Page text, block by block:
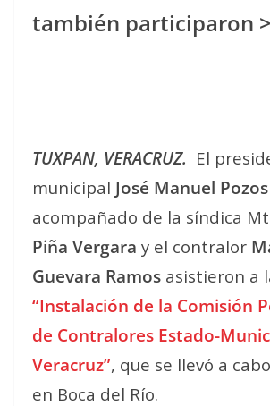
también participaron
TUXPAN, VERACRUZ. El
municipal José Manuel
acompañado de la síndica
Piña Vergara y el contralor
Guevara Ramos asistieron a
“Instalación de la Comisión
de Contralores Estado-
Veracruz”, que se llevó a
en Boca del Río.